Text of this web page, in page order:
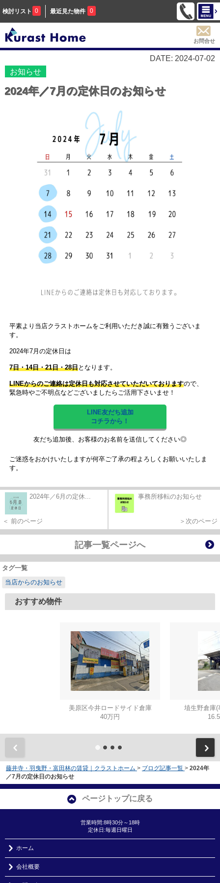
検討リスト 0 最近見た物件 0
お問合せ
DATE: 2024-07-02
お知らせ
2024年／7月の定休日のお知らせ
平素より当店クラストホームをご利用いただき誠に有難うございま
す。
2024年7月の定休日は
7日・14日・21日・28日となります。
LINEからのご連絡は定休日も対応させていただいておりますので、
緊急時やご不明点などございましたらご活用下さいませ！
LINE友だち追加
コチラから！
友だち追加後、お客様のお名前を送信してください◎
ご迷惑をおかけいたしますが何卒ご了承の程よろしくお願いいたしま
す。
2024年／6月の定休...
＜ 前のページ
事務所移転のお知らせ
＞次のページ
記事一覧ページへ
タグ一覧
当店からのお知らせ
おすすめ物件
美原区今井ロードサイド倉庫
40万円
埴生野倉庫(
藤井寺・羽曳野・富田林の賃貸｜クラストホーム > ブログ記事一覧 > 2024年
／7月の定休日のお知らせ
ページトップに戻る
営業時間:8時30分～18時
定休日:毎週日曜日
ホーム
会社概要